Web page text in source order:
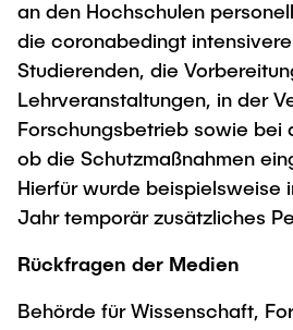
an den Hochschulen
die coronabedingt
Studierenden, die
Lehrveranstaltungen, in der
Forschungsbetrieb sowie bei
ob die Schutzmaßnahmen
Hierfür wurde beispielsweise
Jahr temporär zusätzliches
Rückfragen der Medien
Behörde für Wissenschaft,